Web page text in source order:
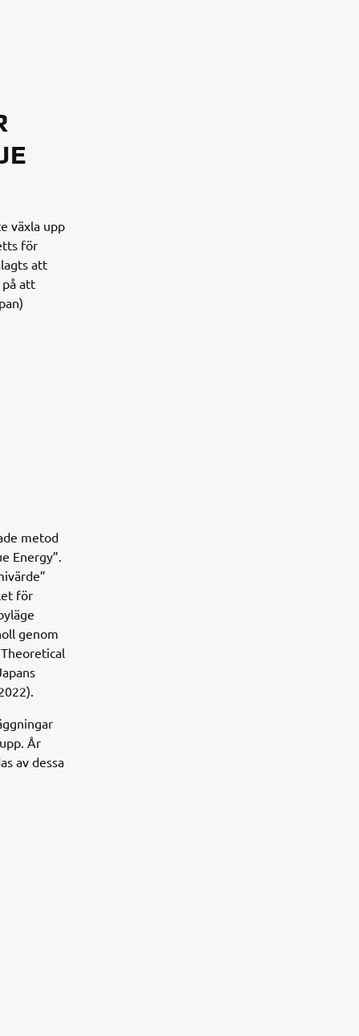
växla upp
för
att
att
metod
Energy”.
för
genom
År
av dessa